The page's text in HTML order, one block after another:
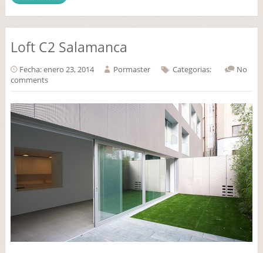
Loft C2 Salamanca
Fecha: enero 23, 2014 Pormaster Categorias:
No
comments